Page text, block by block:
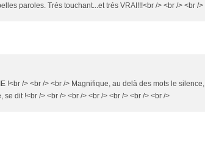
paroles. Trés touchant...et trés VRAI!!!<br /> <br /> <br />
!<br /> <br /> <br /> Magnifique, au delà des mots le silence,
dit !<br /> <br /> <br /> <br /> <br /> <br /> <br />